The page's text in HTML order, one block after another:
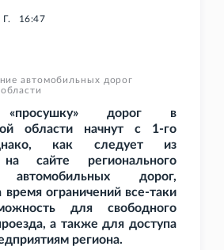
16:47
автомобильных дорог
«просушку» дорог в
области начнут с 1-го
как следует из
сайте регионального
автомобильных дорог,
время ограничений все-таки
для свободного
а также для доступа
региона.